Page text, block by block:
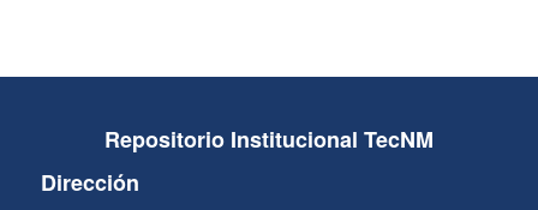
Repositorio Institucional TecNM
Dirección